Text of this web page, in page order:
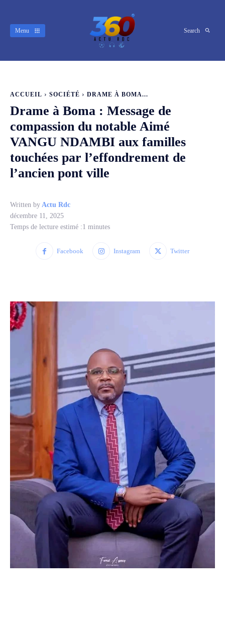
Menu Search
ACCUEIL SOCIÉTÉ DRAME À BOMA...
Drame à Boma : Message de
compassion du notable Aimé
VANGU NDAMBI aux familles
touchées par l’effondrement de
l’ancien pont ville
Written by Actu Rdc
décembre 11, 2025
Temps de lecture estimé :1 minutes
Facebook Instagram Twitter